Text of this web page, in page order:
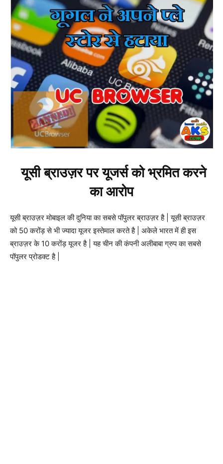
यूसी ब्राउज़र पर यूजर्स को भ्रमित करने
का आरोप
यूसी ब्राउज़र मोबाइल की दुनिया का सबसे पॉपुलर ब्राउज़र है | यूसी ब्राउज़र
को 50 करोंड़ से भी ज्यादा यूजर इस्तेमाल करते है | अकेले भारत में ही इस
ब्राउज़र के 10 करोंड़ यूजर है | यह चीन की कंपनी अलीबाबा ग्रुप का सबसे
पॉपुलर प्रोडक्ट है |